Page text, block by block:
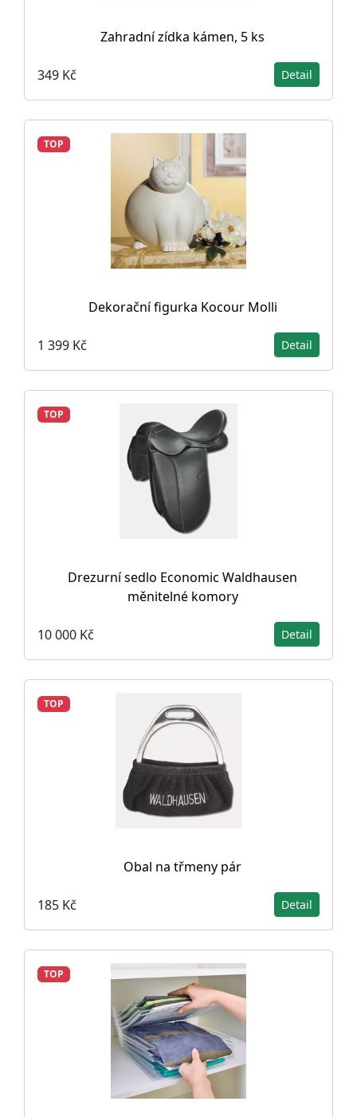
Zahradní zídka kámen, 5 ks
349 Kč Detail
TOP
Dekorační figurka Kocour Molli
1 399 Kč Detail
TOP
Drezurní sedlo Economic Waldhausen
měnitelné komory
10 000 Kč Detail
TOP
Obal na třmeny pár
185 Kč Detail
TOP